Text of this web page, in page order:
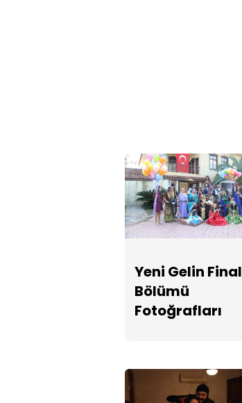
Yeni Gelin Final
Bölümü
Fotoğrafları